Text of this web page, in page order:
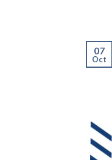
07
Oct